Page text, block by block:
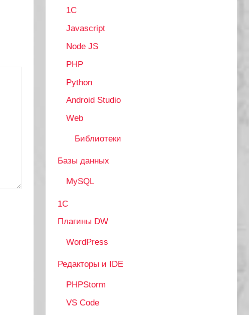
1C
Javascript
Node JS
PHP
Python
Android Studio
Web
Библиотеки
Базы данных
MySQL
1С
Плагины DW
WordPress
Редакторы и IDE
PHPStorm
VS Code